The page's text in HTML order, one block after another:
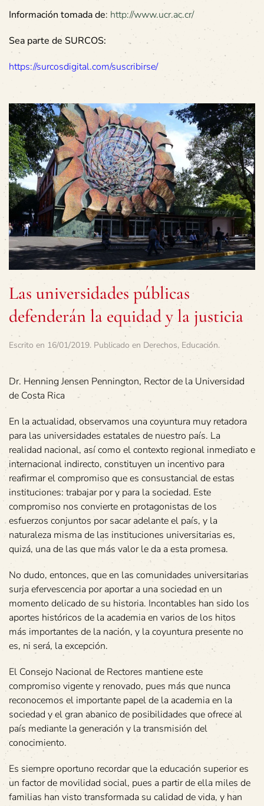
Información tomada de: http://www.ucr.ac.cr/
Sea parte de SURCOS:
https://surcosdigital.com/suscribirse/
Las universidades públicas
defenderán la equidad y la justicia
Escrito en 16/01/2019. Publicado en Derechos, Educación.
Dr. Henning Jensen Pennington, Rector de la Universidad
de Costa Rica
En la actualidad, observamos una coyuntura muy retadora
para las universidades estatales de nuestro país. La
realidad nacional, así como el contexto regional inmediato e
internacional indirecto, constituyen un incentivo para
reafirmar el compromiso que es consustancial de estas
instituciones: trabajar por y para la sociedad. Este
compromiso nos convierte en protagonistas de los
esfuerzos conjuntos por sacar adelante el país, y la
naturaleza misma de las instituciones universitarias es,
quizá, una de las que más valor le da a esta promesa.
No dudo, entonces, que en las comunidades universitarias
surja efervescencia por aportar a una sociedad en un
momento delicado de su historia. Incontables han sido los
aportes históricos de la academia en varios de los hitos
más importantes de la nación, y la coyuntura presente no
es, ni será, la excepción.
El Consejo Nacional de Rectores mantiene este
compromiso vigente y renovado, pues más que nunca
reconocemos el importante papel de la academia en la
sociedad y el gran abanico de posibilidades que ofrece al
país mediante la generación y la transmisión del
conocimiento.
Es siempre oportuno recordar que la educación superior es
un factor de movilidad social, pues a partir de ella miles de
familias han visto transformada su calidad de vida, y han